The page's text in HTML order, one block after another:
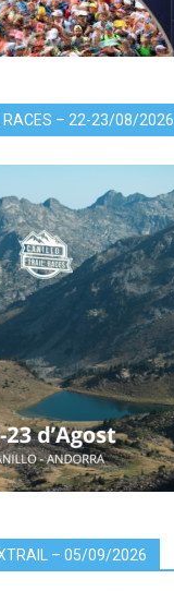
RACES – 22-23/08/2026
– 05/09/2026